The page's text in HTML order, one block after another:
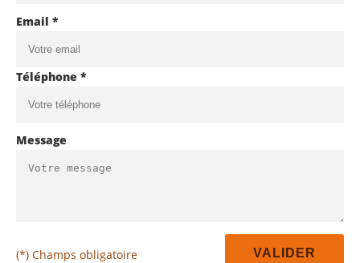
Email *
Téléphone *
Message
(*) Champs obligatoire